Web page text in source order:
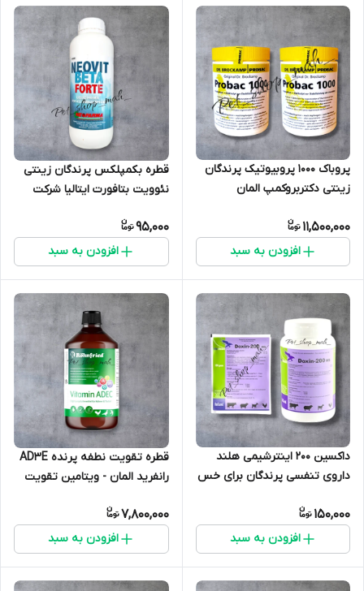
پروباک 1000 پروبیوتیک پرندگان
زینتی دکتربروکمپ المان
11,500,000
افزودن به سبد
قطره بکمپلکس پرندگان زینتی
نئوویت بتافورت ایتالیا شرکت
95,000
افزودن به سبد
داکسین 200 اینترشیمی هلند
داروی تنفسی پرندگان برای خس
150,000
افزودن به سبد
قطره تقویت نطفه پرنده AD3E
رانفرید المان - ویتامین تقویت
7,800,000
افزودن به سبد